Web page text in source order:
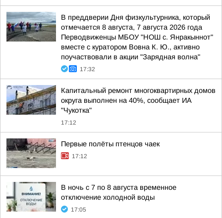
В преддверии Дня физкультурника, который
отмечается 8 августа, 7 августа 2026 года
Перводвиженцы МБОУ "НОШ с. Янракыннот"
вместе с куратором Вовна К. Ю., активно
поучаствовали в акции "Зарядная волна"
17:32
Капитальный ремонт многоквартирных домов
округа выполнен на 40%, сообщает ИА
"Чукотка"
17:12
Первые полёты птенцов чаек
17:12
В ночь с 7 по 8 августа временное
отключение холодной воды
17:05